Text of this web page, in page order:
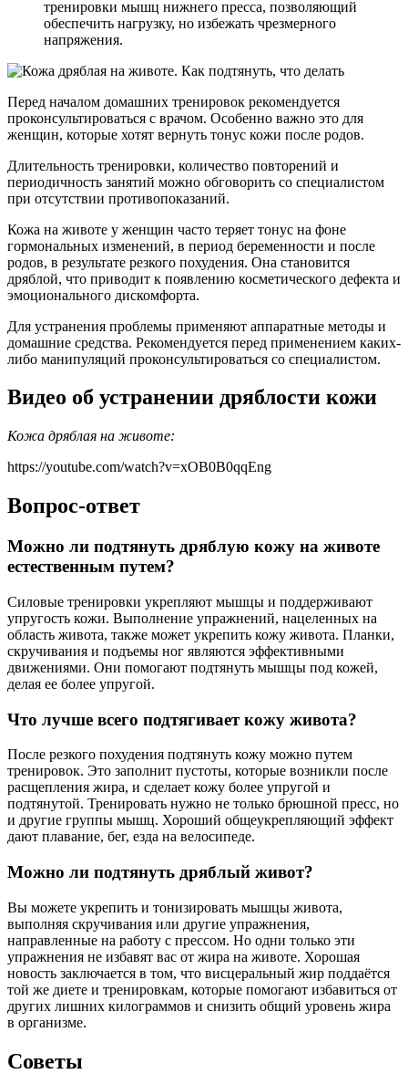
тренировки мышц нижнего пресса, позволяющий
обеспечить нагрузку, но избежать чрезмерного
напряжения.
Перед началом домашних тренировок рекомендуется
проконсультироваться с врачом. Особенно важно это для
женщин, которые хотят вернуть тонус кожи после родов.
Длительность тренировки, количество повторений и
периодичность занятий можно обговорить со специалистом
при отсутствии противопоказаний.
Кожа на животе у женщин часто теряет тонус на фоне
гормональных изменений, в период беременности и после
родов, в результате резкого похудения. Она становится
дряблой, что приводит к появлению косметического дефекта и
эмоционального дискомфорта.
Для устранения проблемы применяют аппаратные методы и
домашние средства. Рекомендуется перед применением каких-
либо манипуляций проконсультироваться со специалистом.
Видео об устранении дряблости кожи
Кожа дряблая на животе:
https://youtube.com/watch?v=xOB0B0qqEng
Вопрос-ответ
Можно ли подтянуть дряблую кожу на животе
естественным путем?
Силовые тренировки укрепляют мышцы и поддерживают
упругость кожи. Выполнение упражнений, нацеленных на
область живота, также может укрепить кожу живота. Планки,
скручивания и подъемы ног являются эффективными
движениями. Они помогают подтянуть мышцы под кожей,
делая ее более упругой.
Что лучше всего подтягивает кожу живота?
После резкого похудения подтянуть кожу можно путем
тренировок. Это заполнит пустоты, которые возникли после
расщепления жира, и сделает кожу более упругой и
подтянутой. Тренировать нужно не только брюшной пресс, но
и другие группы мышц. Хороший общеукрепляющий эффект
дают плавание, бег, езда на велосипеде.
Можно ли подтянуть дряблый живот?
Вы можете укрепить и тонизировать мышцы живота,
выполняя скручивания или другие упражнения,
направленные на работу с прессом. Но одни только эти
упражнения не избавят вас от жира на животе. Хорошая
новость заключается в том, что висцеральный жир поддаётся
той же диете и тренировкам, которые помогают избавиться от
других лишних килограммов и снизить общий уровень жира
в организме.
Советы